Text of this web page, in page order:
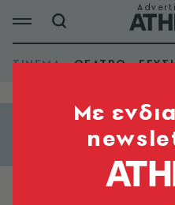
ΣΙΝΕΜΑ ΘΕΑΤΡΟ
Εμφάνιση φίλτρων
Mε